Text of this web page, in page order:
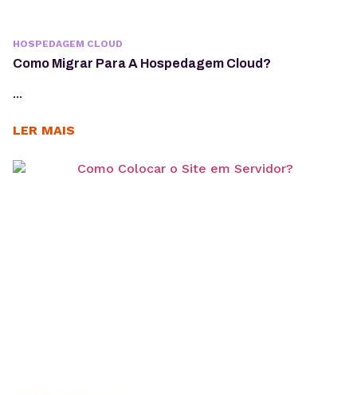
HOSPEDAGEM CLOUD
Como Migrar Para A Hospedagem Cloud?
...
LER MAIS